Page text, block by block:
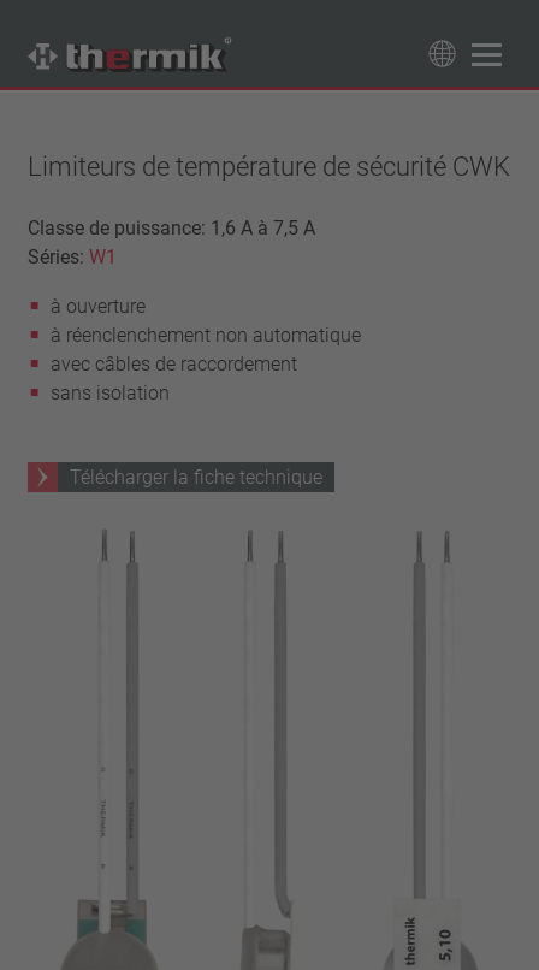
89Produits
Tipo interruttore
à ouverture
Gamme de température
température standard (60 – 200 °C)
haute température (205 – 250 °C)
1,6 A – 7,5 A
4 A – 25 A
Rappel
avec isolation
sans isolation
Raccordement
Limiteurs de température de sécurité CWK
Classe de puissance: 1,6 A à 7,5 A
Séries:W1
à ouverture
à réenclenchement non automatique
avec câbles de raccordement
sans isolation
Télécharger la fiche technique